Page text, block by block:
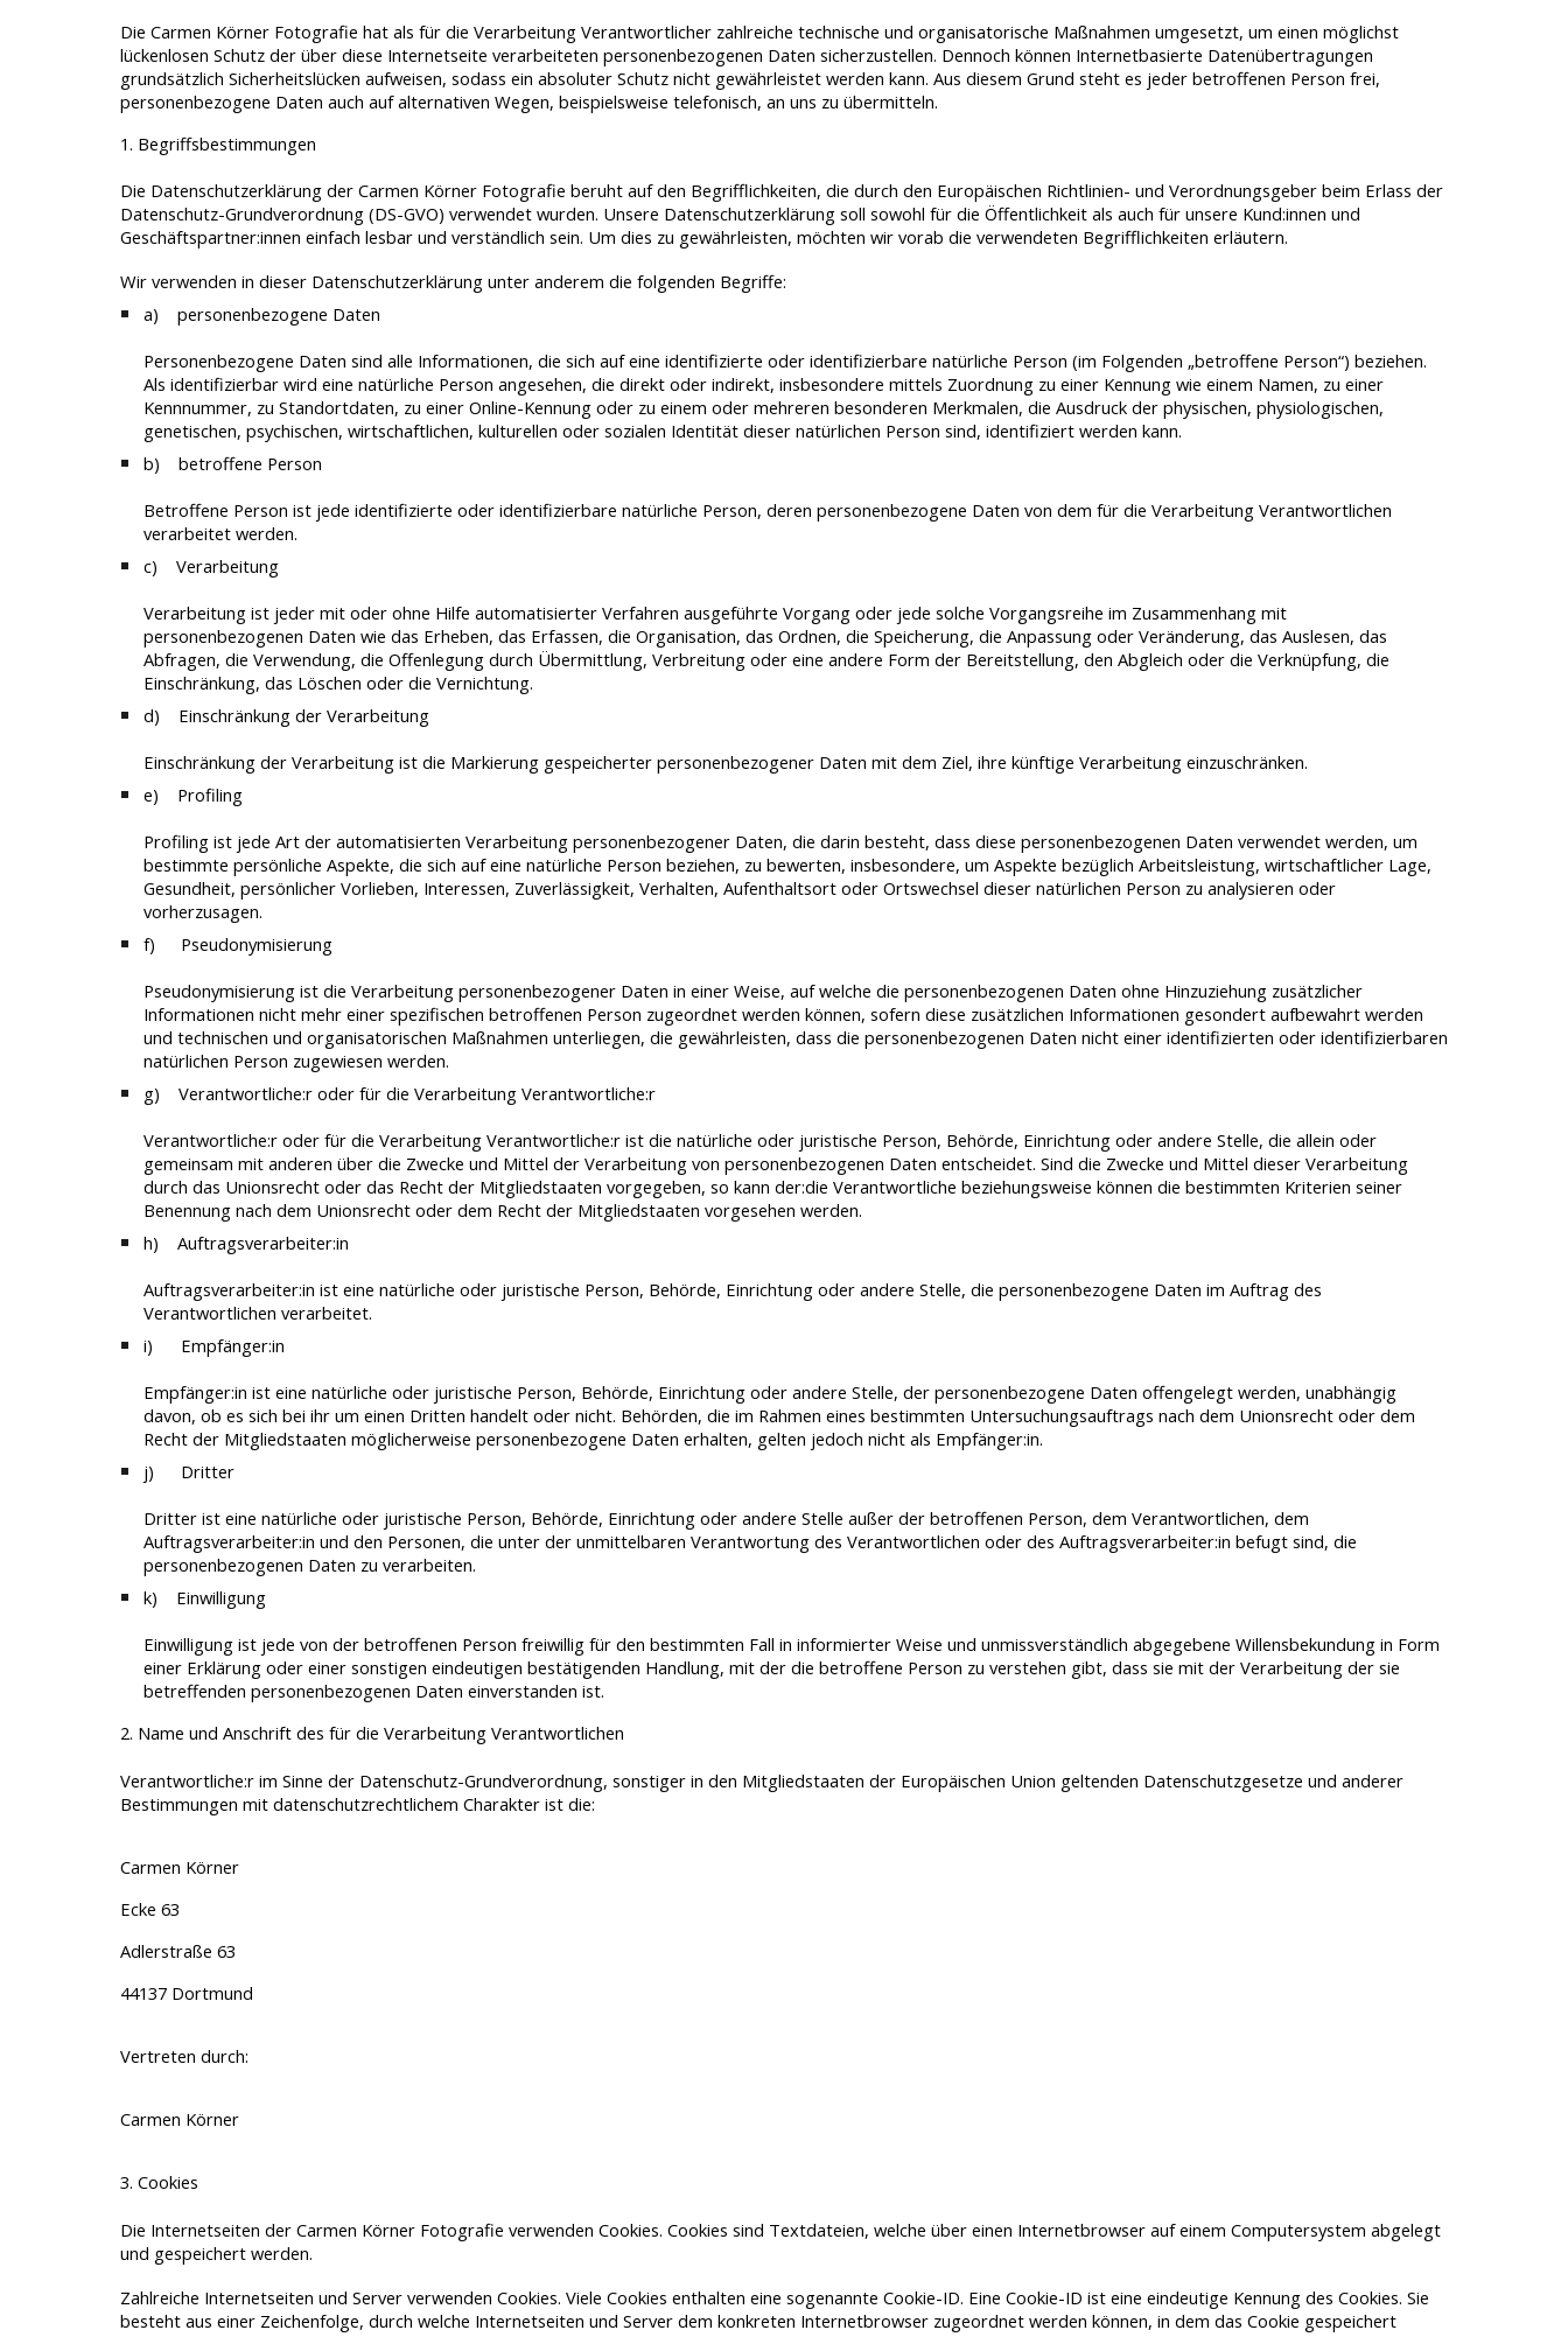
Die Carmen Körner Fotografie hat als für die Verarbeitung Verantwortlicher zahlreiche technische und organisatorische Maßnahmen umgesetzt, um einen möglichst
lückenlosen Schutz der über diese Internetseite verarbeiteten personenbezogenen Daten sicherzustellen. Dennoch können Internetbasierte Datenübertragungen
grundsätzlich Sicherheitslücken aufweisen, sodass ein absoluter Schutz nicht gewährleistet werden kann. Aus diesem Grund steht es jeder betroffenen Person frei,
personenbezogene Daten auch auf alternativen Wegen, beispielsweise telefonisch, an uns zu übermitteln.
1. Begriffsbestimmungen
Die Datenschutzerklärung der Carmen Körner Fotografie beruht auf den Begrifflichkeiten, die durch den Europäischen Richtlinien- und Verordnungsgeber beim Erlass der
Datenschutz-Grundverordnung (DS-GVO) verwendet wurden. Unsere Datenschutzerklärung soll sowohl für die Öffentlichkeit als auch für unsere Kund:innen und
Geschäftspartner:innen einfach lesbar und verständlich sein. Um dies zu gewährleisten, möchten wir vorab die verwendeten Begrifflichkeiten erläutern.
Wir verwenden in dieser Datenschutzerklärung unter anderem die folgenden Begriffe:
a) personenbezogene Daten
Personenbezogene Daten sind alle Informationen, die sich auf eine identifizierte oder identifizierbare natürliche Person (im Folgenden „betroffene Person“) beziehen.
Als identifizierbar wird eine natürliche Person angesehen, die direkt oder indirekt, insbesondere mittels Zuordnung zu einer Kennung wie einem Namen, zu einer
Kennnummer, zu Standortdaten, zu einer Online-Kennung oder zu einem oder mehreren besonderen Merkmalen, die Ausdruck der physischen, physiologischen,
genetischen, psychischen, wirtschaftlichen, kulturellen oder sozialen Identität dieser natürlichen Person sind, identifiziert werden kann.
b) betroffene Person
Betroffene Person ist jede identifizierte oder identifizierbare natürliche Person, deren personenbezogene Daten von dem für die Verarbeitung Verantwortlichen
verarbeitet werden.
c) Verarbeitung
Verarbeitung ist jeder mit oder ohne Hilfe automatisierter Verfahren ausgeführte Vorgang oder jede solche Vorgangsreihe im Zusammenhang mit
personenbezogenen Daten wie das Erheben, das Erfassen, die Organisation, das Ordnen, die Speicherung, die Anpassung oder Veränderung, das Auslesen, das
Abfragen, die Verwendung, die Offenlegung durch Übermittlung, Verbreitung oder eine andere Form der Bereitstellung, den Abgleich oder die Verknüpfung, die
Einschränkung, das Löschen oder die Vernichtung.
d) Einschränkung der Verarbeitung
Einschränkung der Verarbeitung ist die Markierung gespeicherter personenbezogener Daten mit dem Ziel, ihre künftige Verarbeitung einzuschränken.
e) Profiling
Profiling ist jede Art der automatisierten Verarbeitung personenbezogener Daten, die darin besteht, dass diese personenbezogenen Daten verwendet werden, um
bestimmte persönliche Aspekte, die sich auf eine natürliche Person beziehen, zu bewerten, insbesondere, um Aspekte bezüglich Arbeitsleistung, wirtschaftlicher Lage,
Gesundheit, persönlicher Vorlieben, Interessen, Zuverlässigkeit, Verhalten, Aufenthaltsort oder Ortswechsel dieser natürlichen Person zu analysieren oder
vorherzusagen.
f)
Pseudonymisierung
Pseudonymisierung ist die Verarbeitung personenbezogener Daten in einer Weise, auf welche die personenbezogenen Daten ohne Hinzuziehung zusätzlicher
Informationen nicht mehr einer spezifischen betroffenen Person zugeordnet werden können, sofern diese zusätzlichen Informationen gesondert aufbewahrt werden
und technischen und organisatorischen Maßnahmen unterliegen, die gewährleisten, dass die personenbezogenen Daten nicht einer identifizierten oder identifizierbaren
natürlichen Person zugewiesen werden.
g) Verantwortliche:r oder für die Verarbeitung Verantwortliche:r
Verantwortliche:r oder für die Verarbeitung Verantwortliche:r ist die natürliche oder juristische Person, Behörde, Einrichtung oder andere Stelle, die allein oder
gemeinsam mit anderen über die Zwecke und Mittel der Verarbeitung von personenbezogenen Daten entscheidet. Sind die Zwecke und Mittel dieser Verarbeitung
durch das Unionsrecht oder das Recht der Mitgliedstaaten vorgegeben, so kann der:die Verantwortliche beziehungsweise können die bestimmten Kriterien seiner
Benennung nach dem Unionsrecht oder dem Recht der Mitgliedstaaten vorgesehen werden.
h) Auftragsverarbeiter:in
Auftragsverarbeiter:in ist eine natürliche oder juristische Person, Behörde, Einrichtung oder andere Stelle, die personenbezogene Daten im Auftrag des
Verantwortlichen verarbeitet.
i)
Empfänger:in
Empfänger:in ist eine natürliche oder juristische Person, Behörde, Einrichtung oder andere Stelle, der personenbezogene Daten offengelegt werden, unabhängig
davon, ob es sich bei ihr um einen Dritten handelt oder nicht. Behörden, die im Rahmen eines bestimmten Untersuchungsauftrags nach dem Unionsrecht oder dem
Recht der Mitgliedstaaten möglicherweise personenbezogene Daten erhalten, gelten jedoch nicht als Empfänger:in.
j)
Dritter
Dritter ist eine natürliche oder juristische Person, Behörde, Einrichtung oder andere Stelle außer der betroffenen Person, dem Verantwortlichen, dem
Auftragsverarbeiter:in und den Personen, die unter der unmittelbaren Verantwortung des Verantwortlichen oder des Auftragsverarbeiter:in befugt sind, die
personenbezogenen Daten zu verarbeiten.
k) Einwilligung
Einwilligung ist jede von der betroffenen Person freiwillig für den bestimmten Fall in informierter Weise und unmissverständlich abgegebene Willensbekundung in Form
einer Erklärung oder einer sonstigen eindeutigen bestätigenden Handlung, mit der die betroffene Person zu verstehen gibt, dass sie mit der Verarbeitung der sie
betreffenden personenbezogenen Daten einverstanden ist.
2. Name und Anschrift des für die Verarbeitung Verantwortlichen
Verantwortliche:r im Sinne der Datenschutz-Grundverordnung, sonstiger in den Mitgliedstaaten der Europäischen Union geltenden Datenschutzgesetze und anderer
Bestimmungen mit datenschutzrechtlichem Charakter ist die:
Carmen Körner
Ecke 63
Adlerstraße 63
44137 Dortmund
Vertreten durch:
Carmen Körner
3. Cookies
Die Internetseiten der Carmen Körner Fotografie verwenden Cookies. Cookies sind Textdateien, welche über einen Internetbrowser auf einem Computersystem abgelegt
und gespeichert werden.
Zahlreiche Internetseiten und Server verwenden Cookies. Viele Cookies enthalten eine sogenannte Cookie-ID. Eine Cookie-ID ist eine eindeutige Kennung des Cookies. Sie
besteht aus einer Zeichenfolge, durch welche Internetseiten und Server dem konkreten Internetbrowser zugeordnet werden können, in dem das Cookie gespeichert